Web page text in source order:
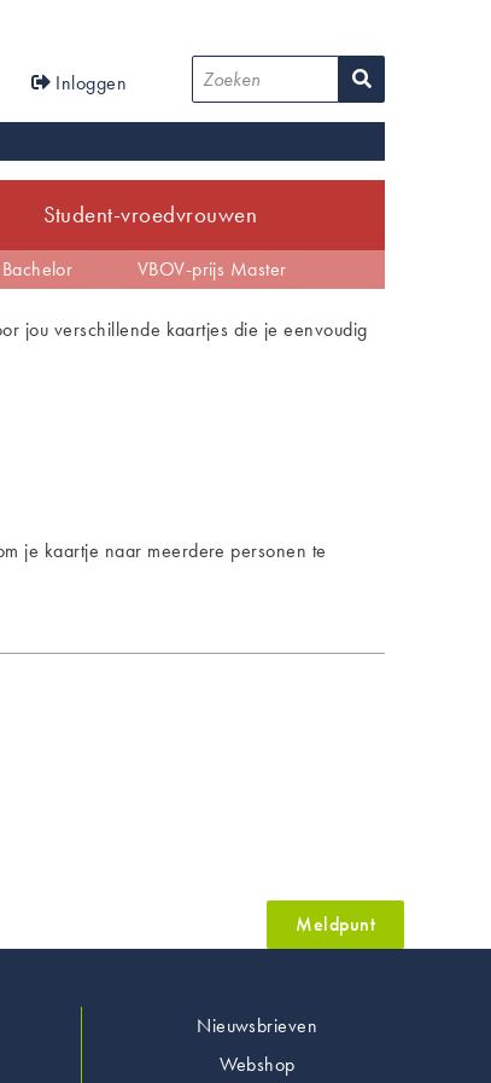
User Inloggen
Anders dan verwacht
Student-vroedvrouwen
VBOV-prijs Master
jou verschillende kaartjes die je eenvoudig
je kaartje naar meerdere personen te
Meldpunt
Nieuwsbrieven
Webshop